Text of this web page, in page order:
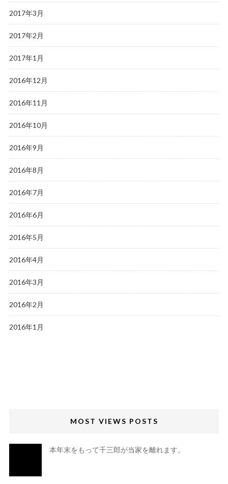
2017年3月
2017年2月
2017年1月
2016年12月
2016年11月
2016年10月
2016年9月
2016年8月
2016年7月
2016年6月
2016年5月
2016年4月
2016年3月
2016年2月
2016年1月
MOST VIEWS POSTS
本年末をもって千三郎が当家を離れます。